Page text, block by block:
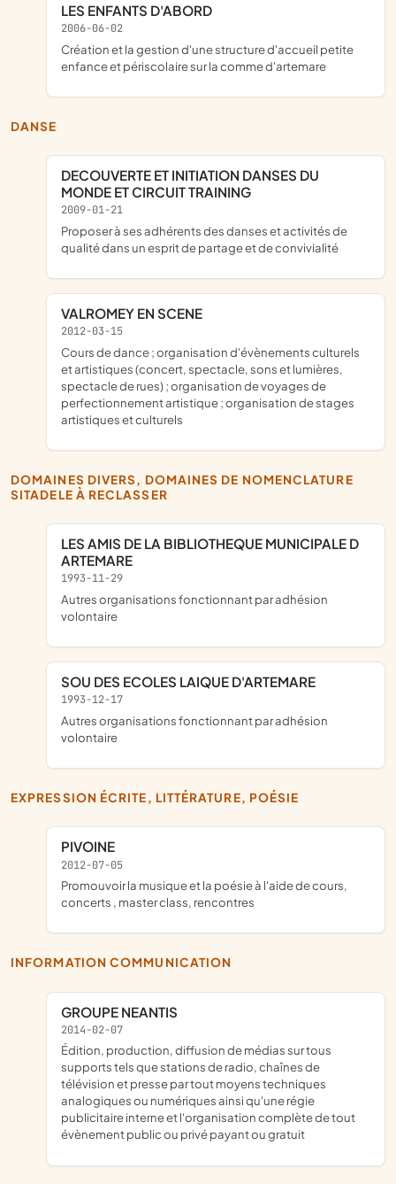
LES ENFANTS D'ABORD
2006-06-02
création et la gestion d'une structure d'accueil petite
enfance et périscolaire sur la comme d'artemare
DANSE
DECOUVERTE ET INITIATION DANSES DU
MONDE ET CIRCUIT TRAINING
2009-01-21
proposer à ses adhérents des danses et activités de
qualité dans un esprit de partage et de convivialité
VALROMEY EN SCENE
2012-03-15
cours de dance ; organisation d'évènements culturels
et artistiques (concert, spectacle, sons et lumières,
spectacle de rues) ; organisation de voyages de
perfectionnement artistique ; organisation de stages
artistiques et culturels
DOMAINES DIVERS, DOMAINES DE NOMENCLATURE
SITADELE À RECLASSER
LES AMIS DE LA BIBLIOTHEQUE MUNICIPALE D
ARTEMARE
1993-11-29
Autres organisations fonctionnant par adhésion
volontaire
SOU DES ECOLES LAIQUE D'ARTEMARE
1993-12-17
Autres organisations fonctionnant par adhésion
volontaire
EXPRESSION ÉCRITE, LITTÉRATURE, POÉSIE
PIVOINE
2012-07-05
promouvoir la musique et la poésie à l'aide de cours,
concerts , master class, rencontres
INFORMATION COMMUNICATION
GROUPE NEANTIS
2014-02-07
édition, production, diffusion de médias sur tous
supports tels que stations de radio, chaînes de
télévision et presse par tout moyens techniques
analogiques ou numériques ainsi qu'une régie
publicitaire interne et l'organisation complète de tout
évènement public ou privé payant ou gratuit